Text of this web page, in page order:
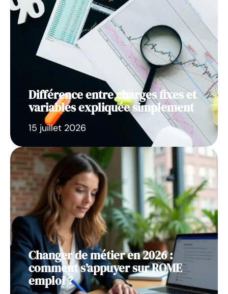
Différence entre charges fixes et
variables expliquée simplement
15 juillet 2026
Changer de métier en 2026 :
comment s’appuyer sur ROME
emploi ?